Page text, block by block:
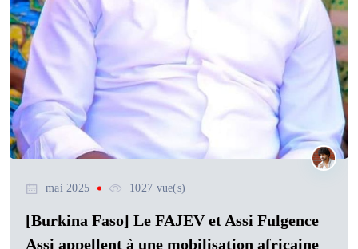
mai 2025 1027 vue(s)
[Burkina Faso] Le FAJEV et Assi Fulgence
Assi appellent à une mobilisation africaine